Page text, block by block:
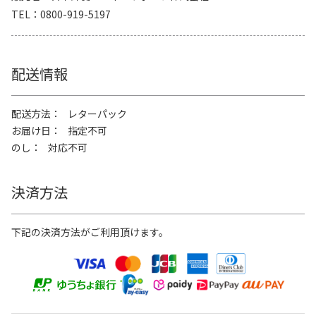
TEL
0800-919-5197
配送情報
配送方法
レターパック
お届け日
指定不可
のし
対応不可
決済方法
下記の決済方法がご利用頂けます。